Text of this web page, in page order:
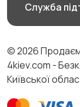
Служба
© 2026
4kiev.com -
Київської